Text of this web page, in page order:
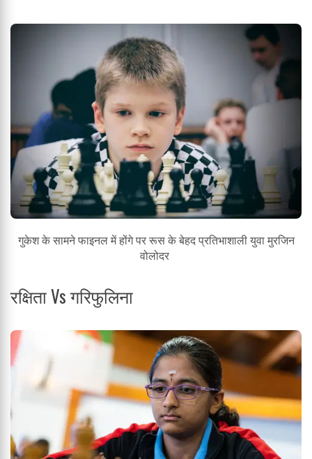
गुकेश के सामने फाइनल में होंगे पर रूस के बेहद प्रतिभाशाली युवा मुरजिन
वोलोदर
रक्षिता Vs गरिफुलिना